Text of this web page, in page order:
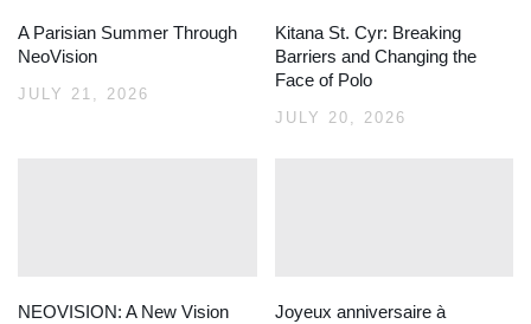
A Parisian Summer Through
NeoVision
JULY 21, 2026
Kitana St. Cyr: Breaking
Barriers and Changing the
Face of Polo
JULY 20, 2026
NEOVISION: A New Vision
Joyeux anniversaire à